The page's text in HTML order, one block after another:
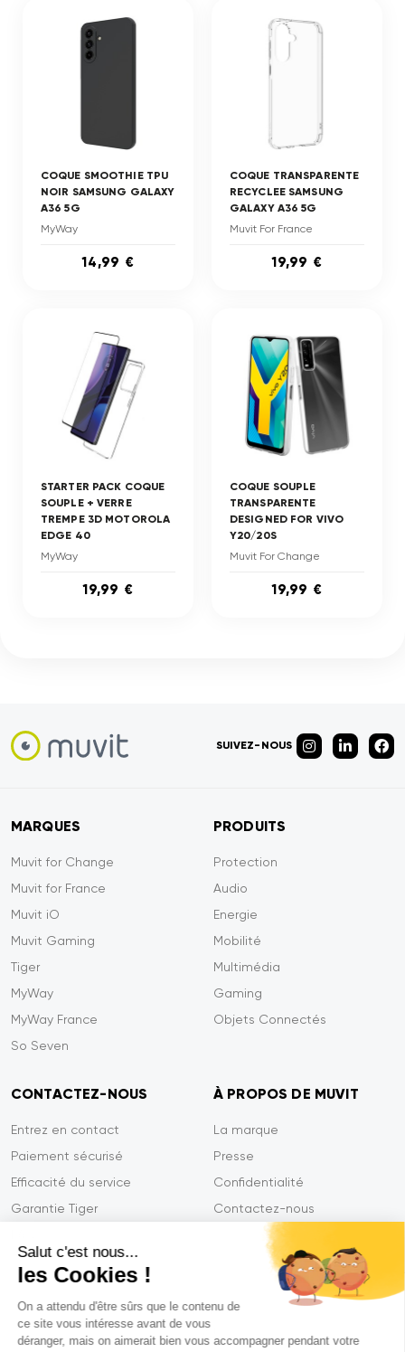
Salut c'est nous...
les Cookies !
On a attendu d'être sûrs que le contenu de
ce site vous intéresse avant de vous
déranger, mais on aimerait bien vous accompagner pendant votre
COQUE SMOOTHIE TPU
NOIR SAMSUNG GALAXY
A36 5G
MyWay
14,99 €
COQUE TRANSPARENTE
RECYCLEE SAMSUNG
GALAXY A36 5G
Muvit For France
19,99 €
STARTER PACK COQUE
SOUPLE + VERRE
TREMPE 3D MOTOROLA
EDGE 40
MyWay
19,99 €
COQUE SOUPLE
TRANSPARENTE
DESIGNED FOR VIVO
Y20/20S
Muvit For Change
19,99 €
SUIVEZ-NOUS
MARQUES
Muvit for Change
Muvit for France
Muvit iO
Muvit Gaming
Tiger
MyWay
MyWay France
So Seven
PRODUITS
Protection
Audio
Energie
Mobilité
Multimédia
Gaming
Objets Connectés
CONTACTEZ-NOUS
Entrez en contact
Paiement sécurisé
Efficacité du service
Garantie Tiger
À PROPOS DE MUVIT
La marque
Presse
Confidentialité
Contactez-nous
Mentions légales